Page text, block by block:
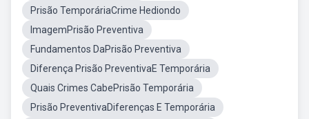
Prisão TemporáriaCrime Hediondo
ImagemPrisão Preventiva
Fundamentos DaPrisão Preventiva
Diferença Prisão PreventivaE Temporária
Quais Crimes CabePrisão Temporária
Prisão PreventivaDiferenças E Temporária